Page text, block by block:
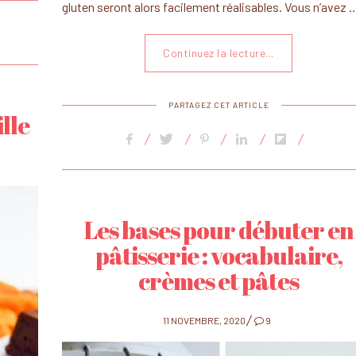
gluten seront alors facilement réalisables. Vous n’avez
Continuez la lecture...
PARTAGEZ CET ARTICLE
Les bases pour débuter en
pâtisserie : vocabulaire,
crèmes et pâtes
POSTED
ON
11 NOVEMBRE, 2020 9